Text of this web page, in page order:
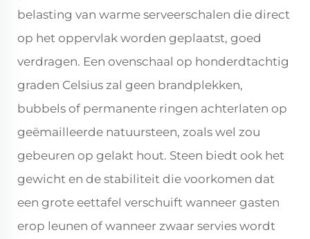
belasting van warme serveerschalen die direct
op het oppervlak worden geplaatst, goed
verdragen. Een ovenschaal op honderdtachtig
graden Celsius zal geen brandplekken,
bubbels of permanente ringen achterlaten op
geëmailleerde natuursteen, zoals wel zou
gebeuren op gelakt hout. Steen biedt ook het
gewicht en de stabiliteit die voorkomen dat
een grote eettafel verschuift wanneer gasten
erop leunen of wanneer zwaar servies wordt